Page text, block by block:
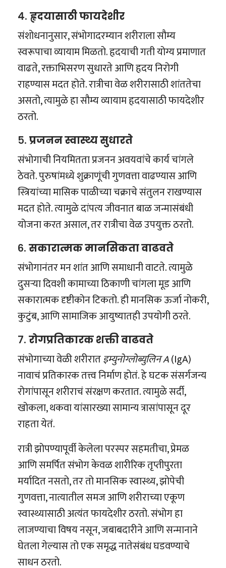
४. हृदयासाठी फायदेशीर
संशोधनानुसार, संभोगादरम्यान शरीराला सौम्य
स्वरूपाचा व्यायाम मिळतो. हृदयाची गती योग्य प्रमाणात
वाढते, रक्ताभिसरण सुधारते आणि हृदय निरोगी
राहण्यास मदत होते. रात्रीचा वेळ शरीरासाठी शांततेचा
असतो, त्यामुळे हा सौम्य व्यायाम हृदयासाठी फायदेशीर
ठरतो.
५. प्रजनन स्वास्थ्य सुधारते
संभोगाची नियमितता प्रजनन अवयवांचे कार्य चांगले
ठेवते. पुरुषांमध्ये शुक्राणूंची गुणवत्ता वाढण्यास आणि
स्त्रियांच्या मासिक पाळीच्या चक्राचे संतुलन राखण्यास
मदत होते. त्यामुळे दांपत्य जीवनात बाळ जन्मासंबंधी
योजना करत असाल, तर रात्रीचा वेळ उपयुक्त ठरतो.
६. सकारात्मक मानसिकता वाढवते
संभोगानंतर मन शांत आणि समाधानी वाटते. त्यामुळे
दुसऱ्या दिवशी कामाच्या ठिकाणी चांगला मूड आणि
सकारात्मक दृष्टीकोन टिकतो. ही मानसिक ऊर्जा नोकरी,
कुटुंब, आणि सामाजिक आयुष्यातही उपयोगी ठरते.
७. रोगप्रतिकारक शक्ती वाढवते
संभोगाच्या वेळी शरीरातइम्युनोग्लोब्युलिन A(IgA)
नावाचं प्रतिकारक तत्त्व निर्माण होतं. हे घटक संसर्गजन्य
रोगांपासून शरीराचं संरक्षण करतात. त्यामुळे सर्दी,
खोकला, थकवा यांसारख्या सामान्य त्रासांपासून दूर
राहता येतं.
रात्री झोपण्यापूर्वी केलेला परस्पर सहमतीचा, प्रेमळ
आणि समर्पित संभोग केवळ शारीरिक तृप्तीपुरता
मर्यादित नसतो, तर तो मानसिक स्वास्थ्य, झोपेची
गुणवत्ता, नात्यातील समज आणि शरीराच्या एकूण
स्वास्थ्यासाठी अत्यंत फायदेशीर ठरतो. संभोग हा
लाजण्याचा विषय नसून, जबाबदारीने आणि सन्मानाने
घेतला गेल्यास तो एक समृद्ध नातेसंबंध घडवण्याचे
साधन ठरतो.